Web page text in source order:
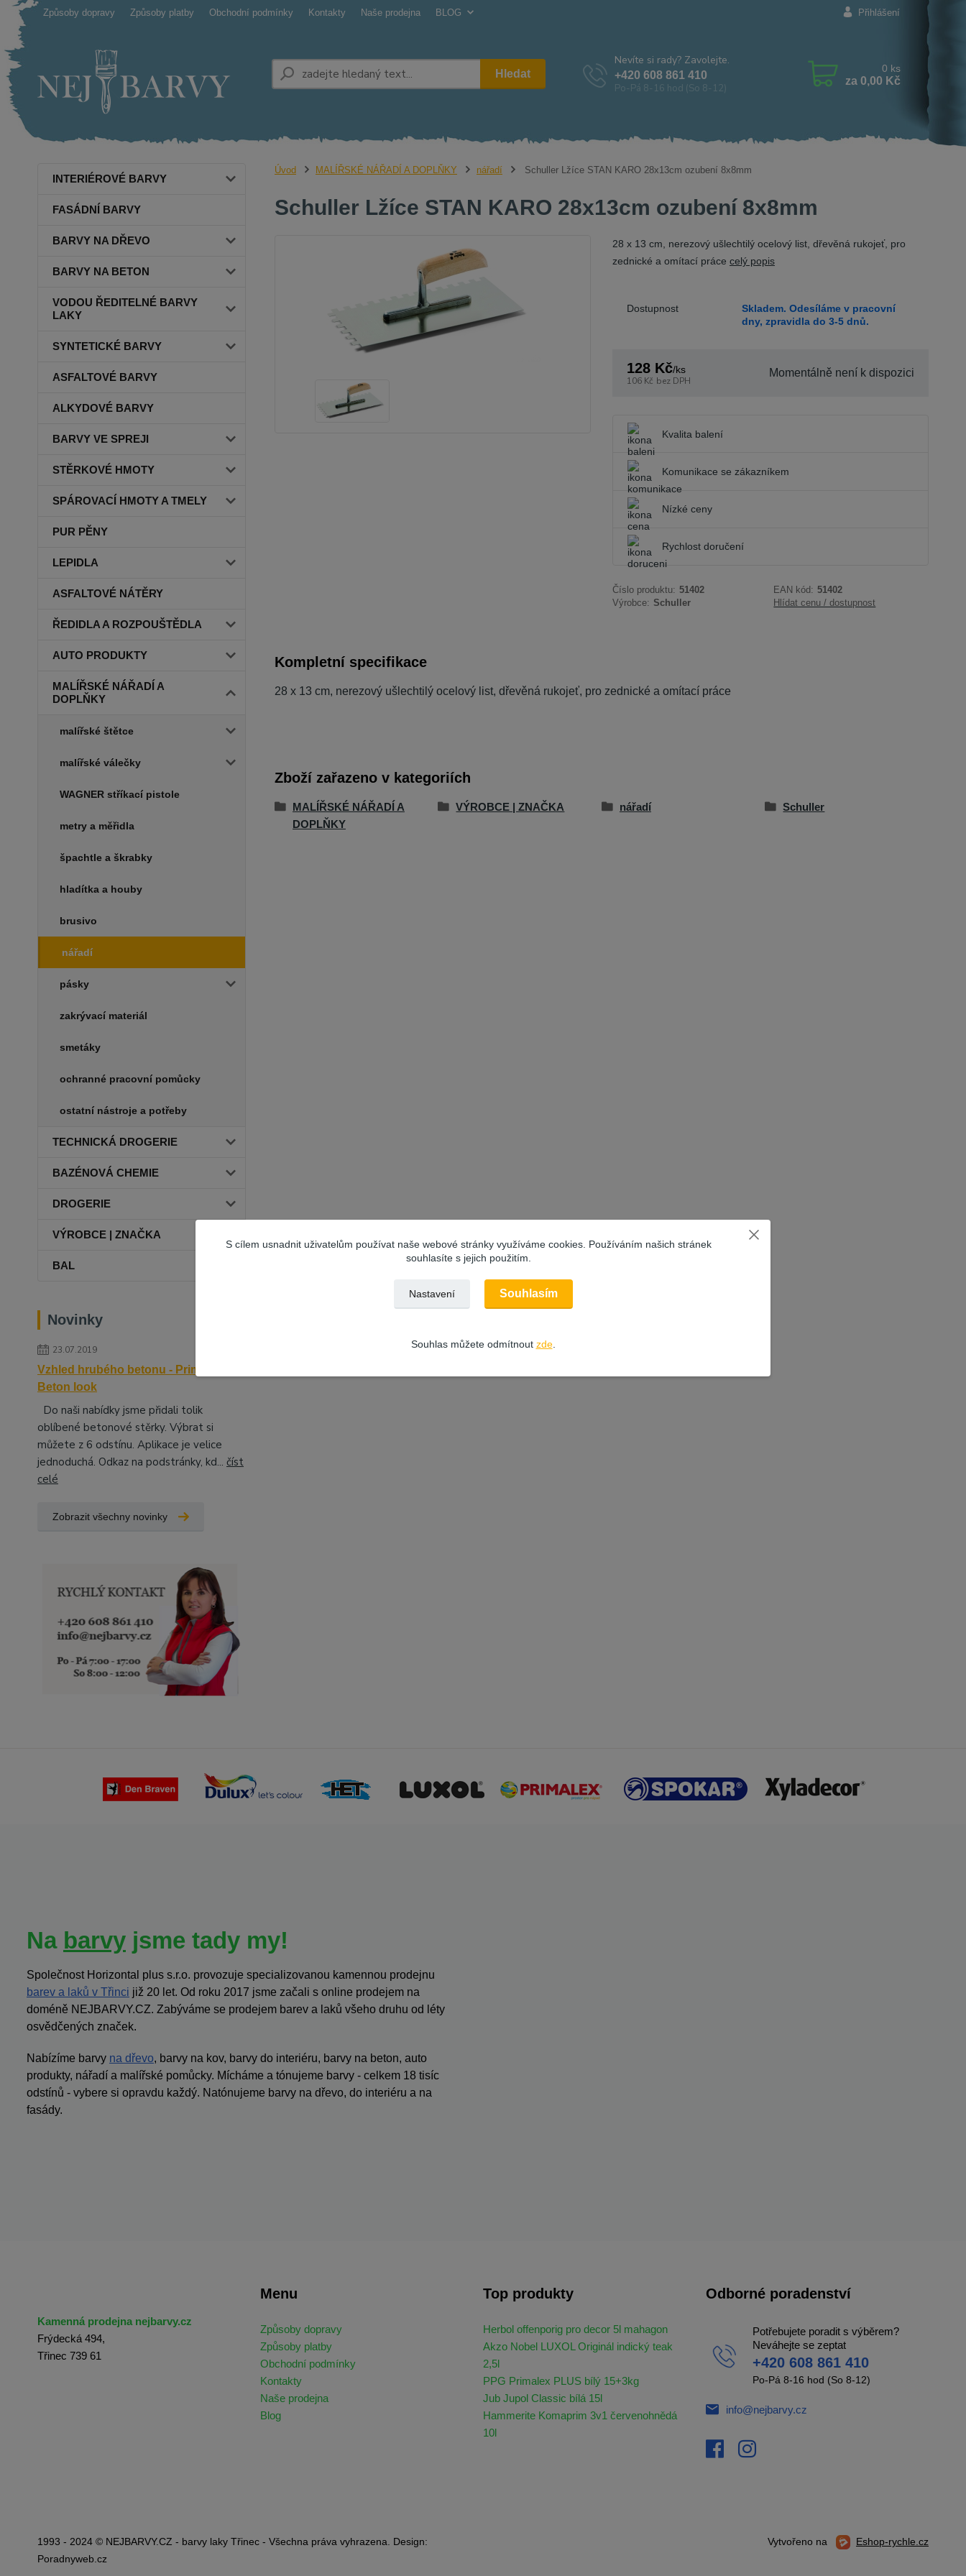
Způsoby dopravy Způsoby platby Obchodní podmínky Kontakty Naše prodejna BLOG Přihlášení
Hledat
Nevíte si rady? Zavolejte.
+420 608 861 410
Po-Pá 8-16 hod (So 8-12)
0 ks
za 0,00 Kč
INTERIÉROVÉ BARVY
FASÁDNÍ BARVY
BARVY NA DŘEVO
BARVY NA BETON
VODOU ŘEDITELNÉ BARVY
LAKY
SYNTETICKÉ BARVY
ASFALTOVÉ BARVY
ALKYDOVÉ BARVY
BARVY VE SPREJI
STĚRKOVÉ HMOTY
SPÁROVACÍ HMOTY A TMELY
PUR PĚNY
LEPIDLA
ASFALTOVÉ NÁTĚRY
ŘEDIDLA A ROZPOUŠTĚDLA
AUTO PRODUKTY
MALÍŘSKÉ NÁŘADÍ A
DOPLŇKY
malířské štětce
malířské válečky
WAGNER stříkací pistole
metry a měřidla
špachtle a škrabky
hladítka a houby
brusivo
nářadí
pásky
zakrývací materiál
smetáky
ochranné pracovní pomůcky
ostatní nástroje a potřeby
TECHNICKÁ DROGERIE
BAZÉNOVÁ CHEMIE
DROGERIE
VÝROBCE | ZNAČKA
BAL
Novinky
23.07.2019
Vzhled hrubého betonu - Primalex
Beton look
Do naši nabídky jsme přidali tolik
oblíbené betonové stěrky. Výbrat si
můžete z 6 odstínu. Aplikace je velice
jednoduchá. Odkaz na podstránky, kd... číst
celé
Zobrazit všechny novinky
Úvod MALÍŘSKÉ NÁŘADÍ A DOPLŇKY nářadí Schuller Lžíce STAN KARO 28x13cm ozubení 8x8mm
Schuller Lžíce STAN KARO 28x13cm ozubení 8x8mm
28 x 13 cm, nerezový ušlechtilý ocelový list, dřevěná rukojeť, pro
zednické a omítací práce celý popis
Dostupnost
Skladem. Odesíláme v pracovní
dny, zpravidla do 3-5 dnů.
128 Kč/ks
106 Kč bez DPH
Momentálně není k dispozici
Kvalita balení
Komunikace se zákazníkem
Nízké ceny
Rychlost doručení
Číslo produktu: 51402 EAN kód: 51402
Výrobce: Schuller Hlídat cenu / dostupnost
Kompletní specifikace
28 x 13 cm, nerezový ušlechtilý ocelový list, dřevěná rukojeť, pro zednické a omítací práce
Zboží zařazeno v kategoriích
MALÍŘSKÉ NÁŘADÍ A
DOPLŇKY
VÝROBCE | ZNAČKA nářadí Schuller
Na barvy jsme tady my!
Společnost Horizontal plus s.r.o. provozuje specializovanou kamennou prodejnu
barev a laků v Třinci již 20 let. Od roku 2017 jsme začali s online prodejem na
doméně NEJBARVY.CZ. Zabýváme se prodejem barev a laků všeho druhu od léty
osvědčených značek.
Nabízíme barvy na dřevo, barvy na kov, barvy do interiéru, barvy na beton, auto
produkty, nářadí a malířské pomůcky. Mícháme a tónujeme barvy - celkem 18 tisíc
odstínů - vybere si opravdu každý. Natónujeme barvy na dřevo, do interiéru a na
fasády.
Kamenná prodejna nejbarvy.cz
Frýdecká 494,
Třinec 739 61
Menu
Způsoby dopravy
Způsoby platby
Obchodní podmínky
Kontakty
Naše prodejna
Blog
Top produkty
Herbol offenporig pro decor 5l mahagon
Akzo Nobel LUXOL Originál indický teak
2,5l
PPG Primalex PLUS bílý 15+3kg
Jub Jupol Classic bílá 15l
Hammerite Komaprim 3v1 červenohnědá
10l
Odborné poradenství
Potřebujete poradit s výběrem?
Neváhejte se zeptat
+420 608 861 410
Po-Pá 8-16 hod (So 8-12)
info@nejbarvy.cz
1993 - 2024 © NEJBARVY.CZ - barvy laky Třinec - Všechna práva vyhrazena. Design:
Poradnyweb.cz
Vytvořeno na Eshop-rychle.cz
S cílem usnadnit uživatelům používat naše webové stránky využíváme cookies. Používáním našich stránek
souhlasíte s jejich použitím.
Nastavení Souhlasím
Souhlas můžete odmítnout zde.